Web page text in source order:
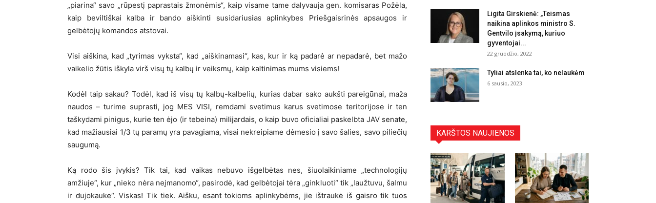
„piarina“ savo „rūpestį paprastais žmonėmis“, kaip visame tame dalyvauja gen. komisaras Požėla,
kaip beviltiškai kalba ir bando aiškinti susidariusias aplinkybes Priešgaisrinės apsaugos ir
gelbėtojų komandos atstovai.
Visi aiškina, kad „tyrimas vyksta“, kad „aiškinamasi“, kas, kur ir ką padarė ar nepadarė, bet mažo
vaikelio žūtis iškyla virš visų tų kalbų ir veiksmų, kaip kaltinimas mums visiems!
Kodėl taip sakau? Todėl, kad iš visų tų kalbų-kalbelių, kurias dabar sako aukšti pareigūnai, maža
naudos – turime suprasti, jog MES VISI, remdami svetimus karus svetimose teritorijose ir ten
taškydami pinigus, kurie ten ėjo (ir tebeina) milijardais, o kaip buvo oficialiai paskelbta JAV senate,
kad mažiausiai 1/3 tų paramų yra pavagiama, visai nekreipiame dėmesio į savo šalies, savo piliečių
saugumą.
Ką rodo šis įvykis? Tik tai, kad vaikas nebuvo išgelbėtas nes, šiuolaikiniame „technologijų
amžiuje“, kur „nieko nėra neįmanomo“, pasirodė, kad gelbėtojai tėra „ginkluoti“ tik „laužtuvu, šalmu
ir dujokauke“. Viskas! Tik tiek. Aišku, esant tokioms aplinkybėms, jie ištraukė iš gaisro tik tuos
Ligita Girskienė: „Teismas
naikina aplinkos ministro S.
Gentvilo įsakymą, kuriuo
gyventojai...
22 gruodžio, 2022
Tyliai atslenka tai, ko nelaukėm
6 sausio, 2023
KARŠTOS NAUJIENOS